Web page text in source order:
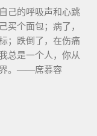
己的呼吸声和心跳
买个面包；病了，
；跌倒了，在伤痛
总是一个人，你从
界。——席慕容